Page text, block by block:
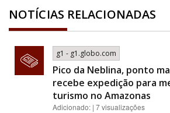
NOTÍCIAS RELACIONADAS
g1 - g1.globo.com
Pico da Neblina, ponto
recebe expedição para
turismo no Amazonas
Adicionado: | 7 visualizações